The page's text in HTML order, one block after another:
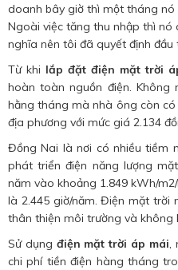
doanh bây giờ thì một tháng nó
Ngoài việc tăng thu nhập thì
nghĩa nên tôi đã quyết định đầu
Từ khi lắp đặt điện mặt trời
hoàn toàn nguồn điện. Không
hằng tháng mà nhà ông còn
địa phương với mức giá 2.134
Đồng Nai là nơi có nhiều tiềm
phát triển điện năng lượng
năm vào khoảng 1.849 kWh/
là 2.445 giờ/năm. Điện mặt trời
thân thiện môi trường và không
Sử dụng điện mặt trời áp mái,
chi phí tiền điện hàng tháng